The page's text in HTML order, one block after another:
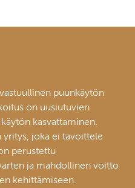
puunkäytön
on uusiutuvien
kasvattaminen.
joka ei tavoittele
perustettu
ja mahdollinen voitto
kehittämiseen.